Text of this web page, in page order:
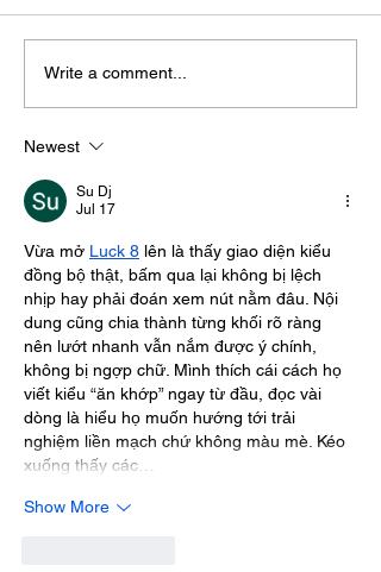
Horsham Fires Under
Control As Wildfire
Warning Issued
Write a comment...
Newest
Su Dj
Jul 17
Vừa mở Luck 8 lên là thấy giao diện kiểu
đồng bộ thật, bấm qua lại không bị lệch
nhịp hay phải đoán xem nút nằm đâu. Nội
dung cũng chia thành từng khối rõ ràng
nên lướt nhanh vẫn nắm được ý chính,
không bị ngợp chữ. Mình thích cái cách họ
viết kiểu “ăn khớp” ngay từ đầu, đọc vài
dòng là hiểu họ muốn hướng tới trải
nghiệm liền mạch chứ không màu mè. Kéo
xuống thấy các…
Show More